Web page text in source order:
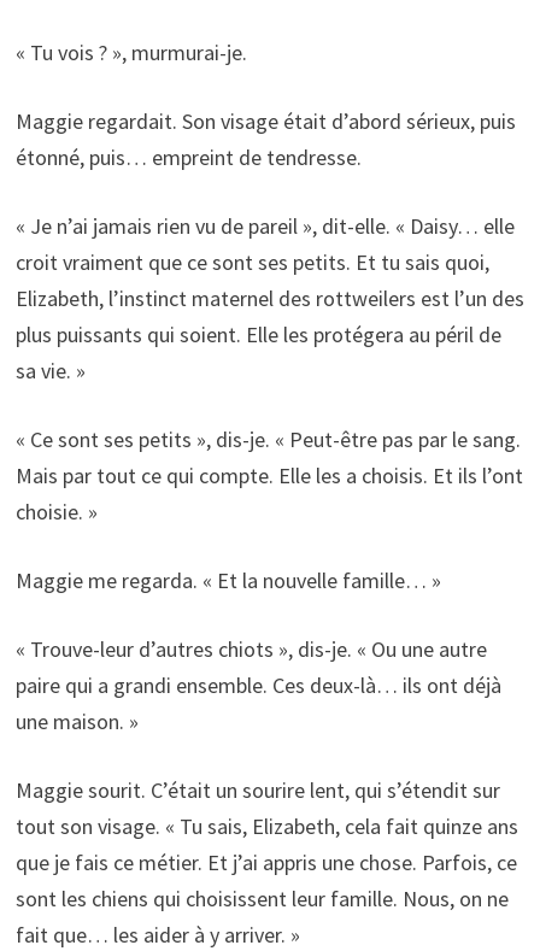
« Tu vois ? », murmurai-je.
Maggie regardait. Son visage était d’abord sérieux, puis
étonné, puis… empreint de tendresse.
« Je n’ai jamais rien vu de pareil », dit-elle. « Daisy… elle
croit vraiment que ce sont ses petits. Et tu sais quoi,
Elizabeth, l’instinct maternel des rottweilers est l’un des
plus puissants qui soient. Elle les protégera au péril de
sa vie. »
« Ce sont ses petits », dis-je. « Peut-être pas par le sang.
Mais par tout ce qui compte. Elle les a choisis. Et ils l’ont
choisie. »
Maggie me regarda. « Et la nouvelle famille… »
« Trouve-leur d’autres chiots », dis-je. « Ou une autre
paire qui a grandi ensemble. Ces deux-là… ils ont déjà
une maison. »
Maggie sourit. C’était un sourire lent, qui s’étendit sur
tout son visage. « Tu sais, Elizabeth, cela fait quinze ans
que je fais ce métier. Et j’ai appris une chose. Parfois, ce
sont les chiens qui choisissent leur famille. Nous, on ne
fait que… les aider à y arriver. »